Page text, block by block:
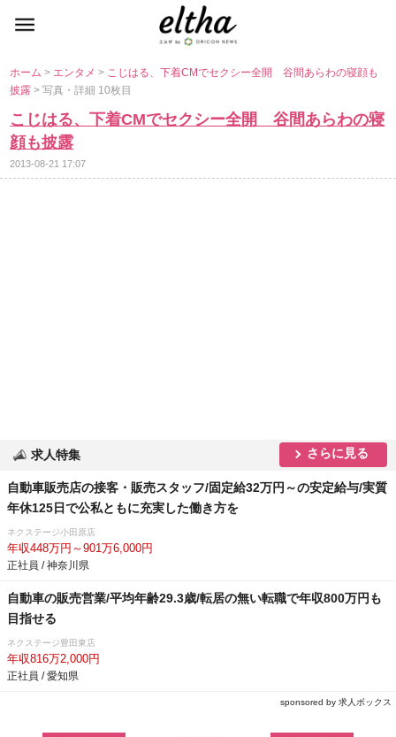
ホーム> エンタメ> こじはる、下着CMでセクシー全開 谷間あらわの寝顔も
披露> 写真・詳細 10枚目
こじはる、下着CMでセクシー全開 谷間あらわの寝
顔も披露
2013-08-21 17:07
求人特集 さらに見る
自動車販売店の接客・販売スタッフ/固定給32万円～の安定給与/実質
年休125日で公私ともに充実した働き方を
ネクステージ小田原店
年収448万円～901万6,000円
正社員 / 神奈川県
自動車の販売営業/平均年齢29.3歳/転居の無い転職で年収800万円も
目指せる
ネクステージ豊田東店
年収816万2,000円
正社員 / 愛知県
sponsored by 求人ボックス